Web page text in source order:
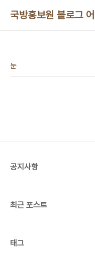
국방홍보원 블로그
눈
공지사항
최근 포스트
태그